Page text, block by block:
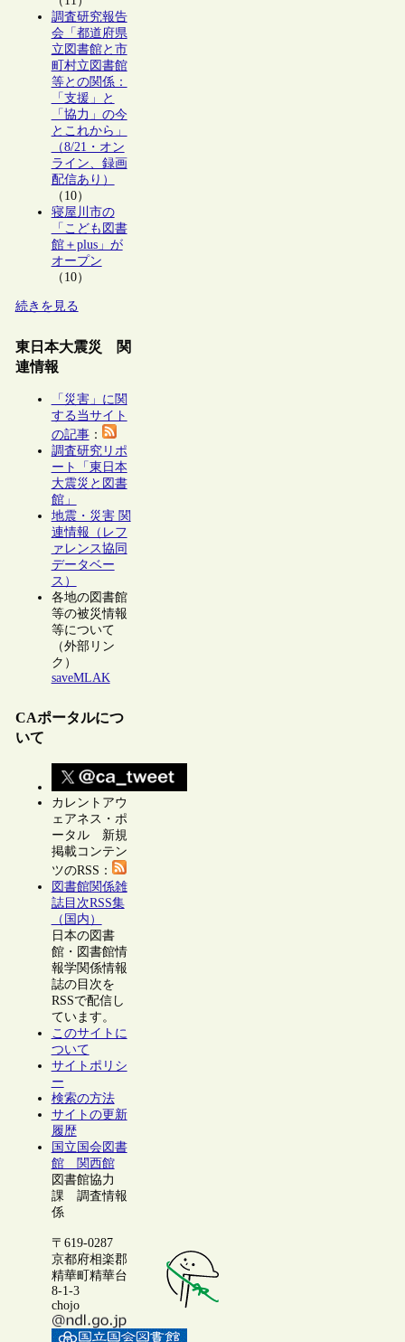
調査研究報告
会「都道府県
立図書館と市
町村立図書館
等との関係：
「支援」と
「協力」の今
とこれから」
（8/21・オン
ライン、録画
配信あり）
（10）
寝屋川市の
「こども図書
館＋plus」が
オープン
（10）
続きを見る
東日本大震災 関
連情報
「災害」に関
する当サイト
の記事：
調査研究リポ
ート「東日本
大震災と図書
館」
地震・災害 関
連情報（レフ
ァレンス協同
データベー
ス）
各地の図書館
等の被災情報
等について
（外部リン
ク）
saveMLAK
CAポータルにつ
いて
カレントアウ
ェアネス・ポ
ータル 新規
掲載コンテン
ツのRSS：
図書館関係雑
誌目次RSS集
（国内）
日本の図書
館・図書館情
報学関係情報
誌の目次を
RSSで配信し
ています。
このサイトに
ついて
サイトポリシ
ー
検索の方法
サイトの更新
履歴
国立国会図書
館 関西館
図書館協力
課 調査情報
係
〒619-0287
京都府相楽郡
精華町精華台
8-1-3
chojo